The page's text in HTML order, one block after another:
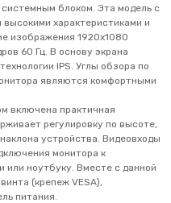
блоком. Эта модель с
характеристиками и
изображения 1920x1080
60 Гц. В основу экрана
IPS. Углы обзора по
являются комфортными
включена практичная
регулировку по высоте,
устройства. Видеовходы
монитора к
или ноутбуку. Вместе с данной
(крепеж VESA),
питания.